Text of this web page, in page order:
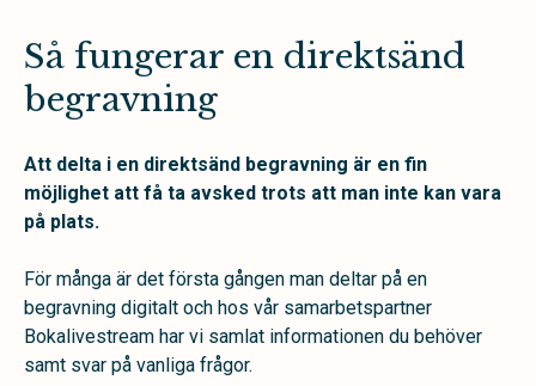
Så fungerar en direktsänd
begravning
Att delta i en direktsänd begravning är en fin
möjlighet att få ta avsked trots att man inte kan vara
på plats.
För många är det första gången man deltar på en
begravning digitalt och hos vår samarbetspartner
Bokalivestream har vi samlat informationen du behöver
samt svar på vanliga frågor.